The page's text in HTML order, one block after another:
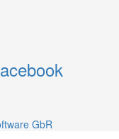
GbR